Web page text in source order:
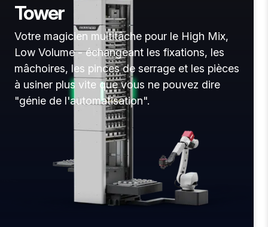
Wall
Un système d'automatisation modulaire
révolutionnaire qui simplifie le chargement
des machines CNC avec une efficacité
maximale de l'espace.